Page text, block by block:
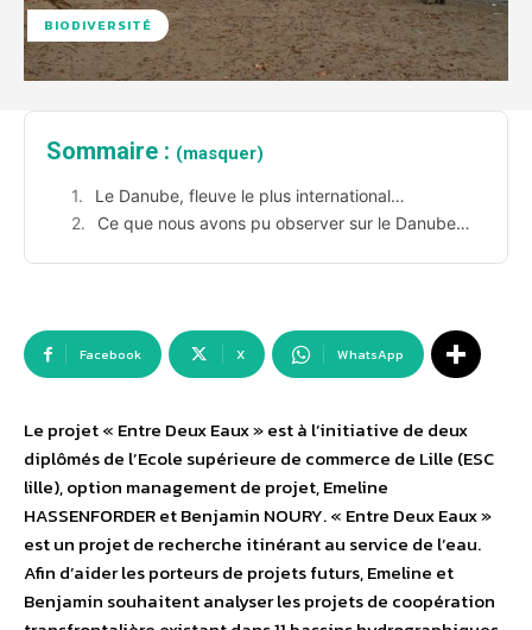
BIODIVERSITÉ
Sommaire : (masquer)
Le Danube, fleuve le plus international…
Ce que nous avons pu observer sur le Danube…
Facebook X WhatsApp
Le projet « Entre Deux Eaux » est à l’initiative de deux
diplômés de l’Ecole supérieure de commerce de Lille (ESC
lille), option management de projet, Emeline
HASSENFORDER et Benjamin NOURY. « Entre Deux Eaux »
est un projet de recherche itinérant au service de l’eau.
Afin d’aider les porteurs de projets futurs, Emeline et
Benjamin souhaitent analyser les projets de coopération